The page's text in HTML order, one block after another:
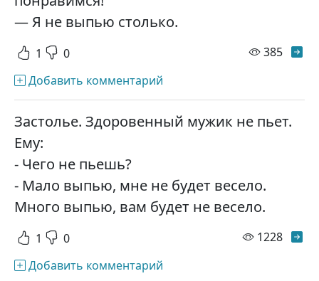
— Я не выпью столько.
1 0 385
Добавить комментарий
Застолье. Здоровенный мужик не пьет.
Ему:
- Чего не пьешь?
- Мало выпью, мне не будет весело.
Много выпью, вам будет не весело.
1 0 1228
Добавить комментарий